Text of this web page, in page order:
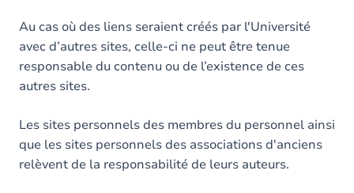
Au cas où des liens seraient créés par l'Université
avec d’autres sites, celle-ci ne peut être tenue
responsable du contenu ou de l’existence de ces
autres sites.
Les sites personnels des membres du personnel ainsi
que les sites personnels des associations d'anciens
relèvent de la responsabilité de leurs auteurs.